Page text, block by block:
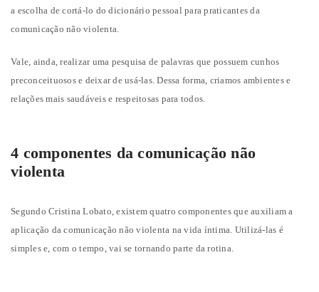
a escolha de cortá-lo do dicionário pessoal para praticantes da
comunicação não violenta.
Vale, ainda, realizar uma pesquisa de palavras que possuem cunhos
preconceituosos e deixar de usá-las. Dessa forma, criamos ambientes e
relações mais saudáveis e respeitosas para todos.
4 componentes da comunicação não
violenta
Segundo Cristina Lobato, existem quatro componentes que auxiliam a
aplicação da comunicação não violenta na vida íntima. Utilizá-las é
simples e, com o tempo, vai se tornando parte da rotina.